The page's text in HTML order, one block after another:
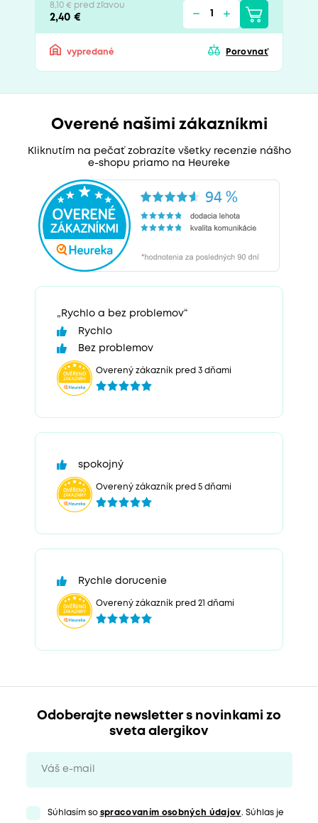
8,10 € pred zľavou
2,40 €
vypredané Porovnať
Overené našimi zákazníkmi
Kliknutím na pečať zobrazíte všetky recenzie nášho
e-shopu priamo na Heureke
„Rychlo a bez problemov“
Rychlo
Bez problemov
Overený zákazník pred 3 dňami
spokojný
Overený zákazník pred 5 dňami
Rychle dorucenie
Overený zákazník pred 21 dňami
Odoberajte newsletter s novinkami zo
sveta alergikov
Súhlasím so spracovaním osobných údajov. Súhlas je